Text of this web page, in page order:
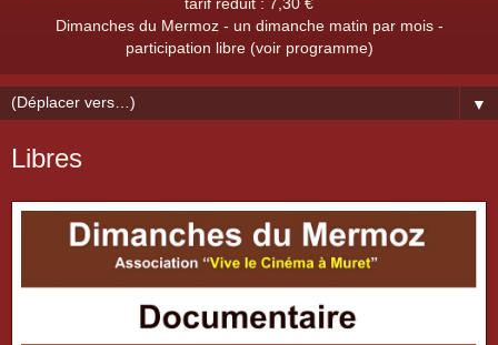
Dimanches du Mermoz - un dimanche matin par mois -
participation libre (voir programme)
▼
Libres